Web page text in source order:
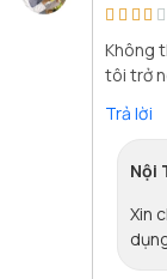
Không
tôi trở
Trả lời
Nội
Xin